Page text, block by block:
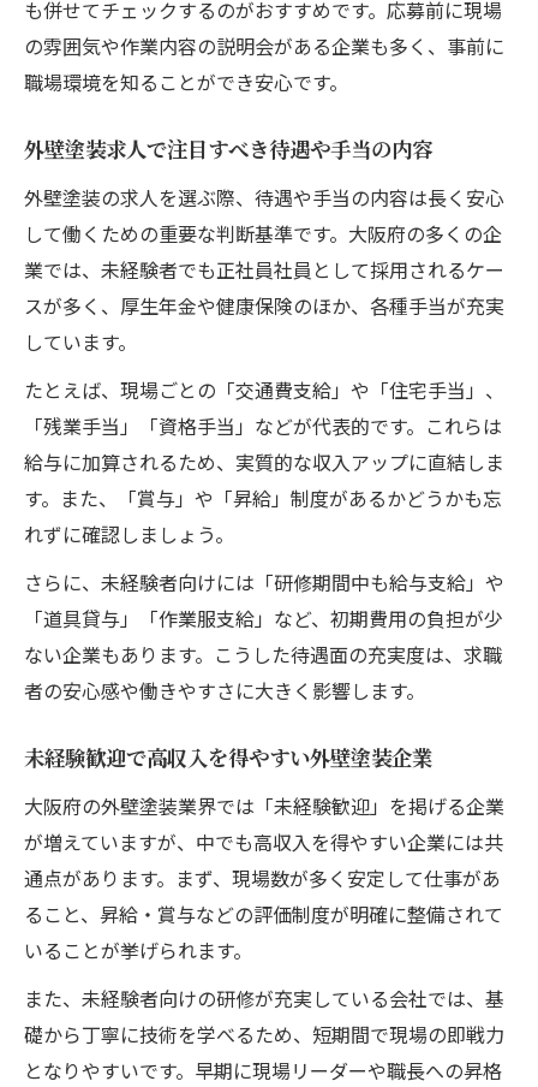
も併せてチェックするのがおすすめです。応募前に現場
の雰囲気や作業内容の説明会がある企業も多く、事前に
職場環境を知ることができ安心です。
外壁塗装求人で注目すべき待遇や手当の内容
外壁塗装の求人を選ぶ際、待遇や手当の内容は長く安心
して働くための重要な判断基準です。大阪府の多くの企
業では、未経験者でも正社員社員として採用されるケー
スが多く、厚生年金や健康保険のほか、各種手当が充実
しています。
たとえば、現場ごとの「交通費支給」や「住宅手当」、
「残業手当」「資格手当」などが代表的です。これらは
給与に加算されるため、実質的な収入アップに直結しま
す。また、「賞与」や「昇給」制度があるかどうかも忘
れずに確認しましょう。
さらに、未経験者向けには「研修期間中も給与支給」や
「道具貸与」「作業服支給」など、初期費用の負担が少
ない企業もあります。こうした待遇面の充実度は、求職
者の安心感や働きやすさに大きく影響します。
未経験歓迎で高収入を得やすい外壁塗装企業
大阪府の外壁塗装業界では「未経験歓迎」を掲げる企業
が増えていますが、中でも高収入を得やすい企業には共
通点があります。まず、現場数が多く安定して仕事があ
ること、昇給・賞与などの評価制度が明確に整備されて
いることが挙げられます。
また、未経験者向けの研修が充実している会社では、基
礎から丁寧に技術を学べるため、短期間で現場の即戦力
となりやすいです。早期に現場リーダーや職長への昇格